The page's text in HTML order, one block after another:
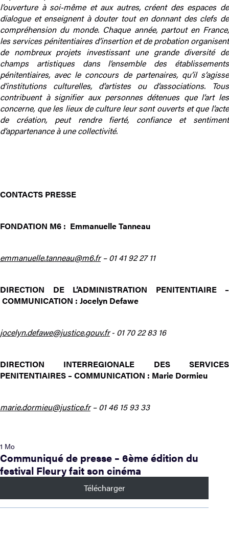
l’ouverture à soi-même et aux autres, créent des espaces de
dialogue et enseignent à douter tout en donnant des clefs de
compréhension du monde. Chaque année, partout en France,
les services pénitentiaires d’insertion et de probation organisent
de nombreux projets investissant une grande diversité de
champs artistiques dans l’ensemble des établissements
pénitentiaires, avec le concours de partenaires, qu’il s’agisse
d’institutions culturelles, d’artistes ou d’associations. Tous
contribuent à signifier aux personnes détenues que l’art les
concerne, que les lieux de culture leur sont ouverts et que l’acte
de création, peut rendre fierté, confiance et sentiment
d’appartenance à une collectivité.
CONTACTS PRESSE
FONDATION M6 : Emmanuelle Tanneau
emmanuelle.tanneau@m6.fr– 01 41 92 27 11
DIRECTION DE L’ADMINISTRATION PENITENTIAIRE –
COMMUNICATION : Jocelyn Defawe
jocelyn.defawe@justice.gouv.fr ‐ 01 70 22 83 16
DIRECTION INTERREGIONALE DES SERVICES
PENITENTIAIRES – COMMUNICATION : Marie Dormieu
marie.dormieu@justice.fr– 01 46 15 93 33
1 Mo
Communiqué de presse – 6ème édition du
festival Fleury fait son cinéma
Télécharger